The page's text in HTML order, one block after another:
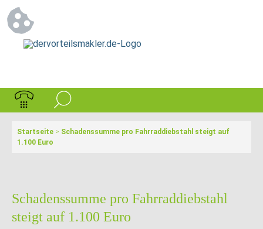
Startseite > Schadenssumme pro Fahrraddiebstahl steigt auf
1.100 Euro
Schadenssumme pro Fahrraddiebstahl
steigt auf 1.100 Euro